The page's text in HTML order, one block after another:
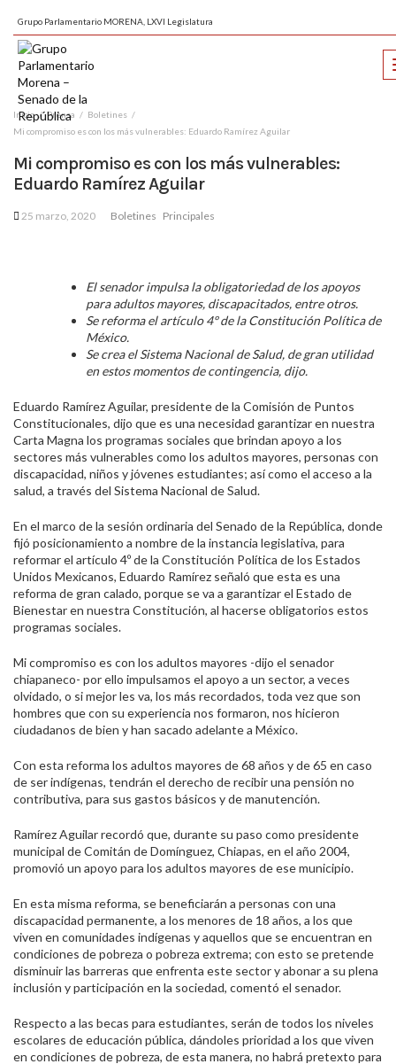
Grupo Parlamentario MORENA, LXVI Legislatura
Inicio Prensa
Boletines
Mi compromiso es con los más vulnerables: Eduardo Ramírez Aguilar
Mi compromiso es con los más vulnerables:
Eduardo Ramírez Aguilar
25 marzo, 2020 Boletines Principales
El senador impulsa la obligatoriedad de los apoyos
para adultos mayores, discapacitados, entre otros.
Se reforma el artículo 4º de la Constitución Política de
México.
Se crea el Sistema Nacional de Salud, de gran utilidad
en estos momentos de contingencia, dijo.
Eduardo Ramírez Aguilar, presidente de la Comisión de Puntos
Constitucionales, dijo que es una necesidad garantizar en nuestra
Carta Magna los programas sociales que brindan apoyo a los
sectores más vulnerables como los adultos mayores, personas con
discapacidad, niños y jóvenes estudiantes; así como el acceso a la
salud, a través del Sistema Nacional de Salud.
En el marco de la sesión ordinaria del Senado de la República, donde
fijó posicionamiento a nombre de la instancia legislativa, para
reformar el artículo 4º de la Constitución Política de los Estados
Unidos Mexicanos, Eduardo Ramírez señaló que esta es una
reforma de gran calado, porque se va a garantizar el Estado de
Bienestar en nuestra Constitución, al hacerse obligatorios estos
programas sociales.
Mi compromiso es con los adultos mayores -dijo el senador
chiapaneco- por ello impulsamos el apoyo a un sector, a veces
olvidado, o si mejor les va, los más recordados, toda vez que son
hombres que con su experiencia nos formaron, nos hicieron
ciudadanos de bien y han sacado adelante a México.
Con esta reforma los adultos mayores de 68 años y de 65 en caso
de ser indígenas, tendrán el derecho de recibir una pensión no
contributiva, para sus gastos básicos y de manutención.
Ramírez Aguilar recordó que, durante su paso como presidente
municipal de Comitán de Domínguez, Chiapas, en el año 2004,
promovió un apoyo para los adultos mayores de ese municipio.
En esta misma reforma, se beneficiarán a personas con una
discapacidad permanente, a los menores de 18 años, a los que
viven en comunidades indígenas y aquellos que se encuentran en
condiciones de pobreza o pobreza extrema; con esto se pretende
disminuir las barreras que enfrenta este sector y abonar a su plena
inclusión y participación en la sociedad, comentó el senador.
Respecto a las becas para estudiantes, serán de todos los niveles
escolares de educación pública, dándoles prioridad a los que viven
en condiciones de pobreza, de esta manera, no habrá pretexto para